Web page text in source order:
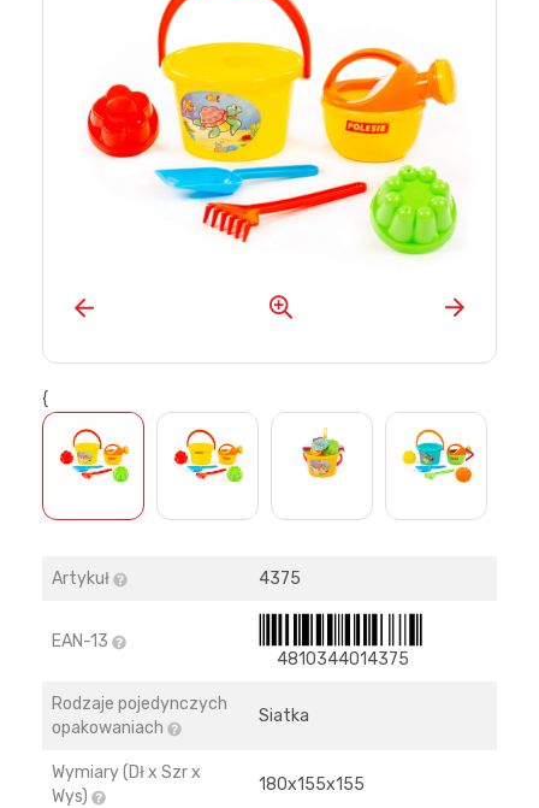
{
>
Artykuł 4375
EAN-13
4810344014375
Rodzaje pojedynczych
opakowaniach
Siatka
Wymiary (Dł x Szr x
Wys)
180х155х155